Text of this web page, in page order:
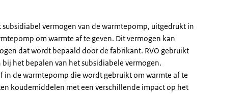
subsidiabel vermogen van de warmtepomp, uitgedrukt in
om warmte af te geven. Dit vermogen kan
dat wordt bepaald door de fabrikant. RVO gebruikt
het bepalen van het subsidiabele vermogen.
in de warmtepomp die wordt gebruikt om warmte af te
koudemiddelen met een verschillende impact op het